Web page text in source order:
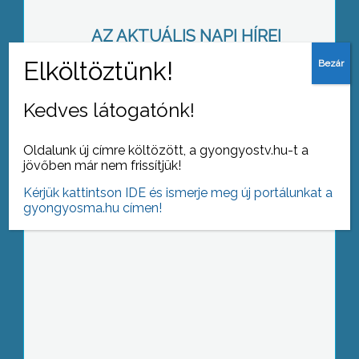
AZ AKTUÁLIS NAPI HÍREI
rezsicsökkentés nyertese
Kedves látogatónk!
Oldalunk új címre költözött, a gyongyostv.hu-t a
jövőben már nem frissítjük!
Kérjük kattintson IDE és ismerje meg új portálunkat a
gyongyosma.hu címen!